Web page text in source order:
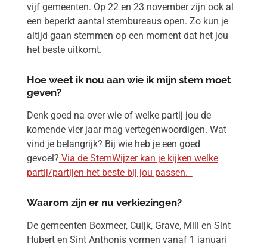
vijf gemeenten. Op 22 en 23 november zijn ook al
een beperkt aantal stembureaus open. Zo kun je
altijd gaan stemmen op een moment dat het jou
het beste uitkomt.
Hoe weet ik nou aan wie ik mijn stem moet
geven?
Denk goed na over wie of welke partij jou de
komende vier jaar mag vertegenwoordigen. Wat
vind je belangrijk? Bij wie heb je een goed
gevoel? Via de StemWijzer kan je kijken welke
partij/partijen het beste bij jou passen.
Waarom zijn er nu verkiezingen?
De gemeenten Boxmeer, Cuijk, Grave, Mill en Sint
Hubert en Sint Anthonis vormen vanaf 1 januari